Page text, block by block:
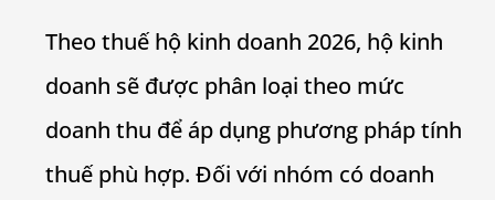
Theo thuế hộ kinh doanh 2026, hộ kinh
doanh sẽ được phân loại theo mức
doanh thu để áp dụng phương pháp tính
thuế phù hợp. Đối với nhóm có doanh